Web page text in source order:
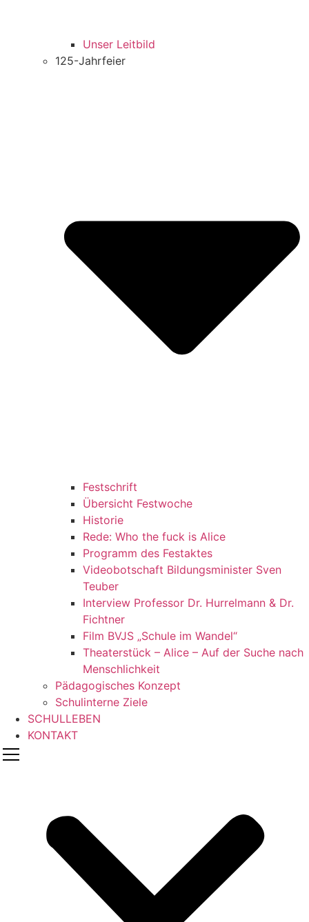
Unser Leitbild
125-Jahrfeier
Festschrift
Übersicht Festwoche
Historie
Rede: Who the fuck is Alice
Programm des Festaktes
Videobotschaft Bildungsminister Sven
Teuber
Interview Professor Dr. Hurrelmann & Dr.
Fichtner
Film BVJS „Schule im Wandel“
Theaterstück – Alice – Auf der Suche nach
Menschlichkeit
Pädagogisches Konzept
Schulinterne Ziele
SCHULLEBEN
KONTAKT